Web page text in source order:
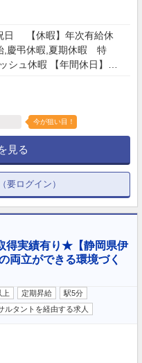
日 【休暇】年次有給休
,慶弔休暇,夏期休暇 特
シュ休暇 【年間休日】
今が狙い目！
見る
要ログイン）
実績有り★【静岡県伊
両立ができる環境づく
上 定期昇給
駅5分
ルタントを経由する求人